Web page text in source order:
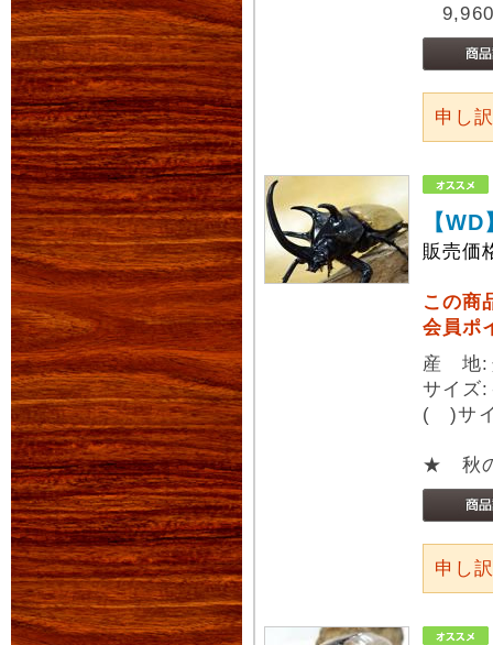
申し
【
販売価
この商
会員ポ
産 地:
サイ
( )サイ
★ 秋
申し